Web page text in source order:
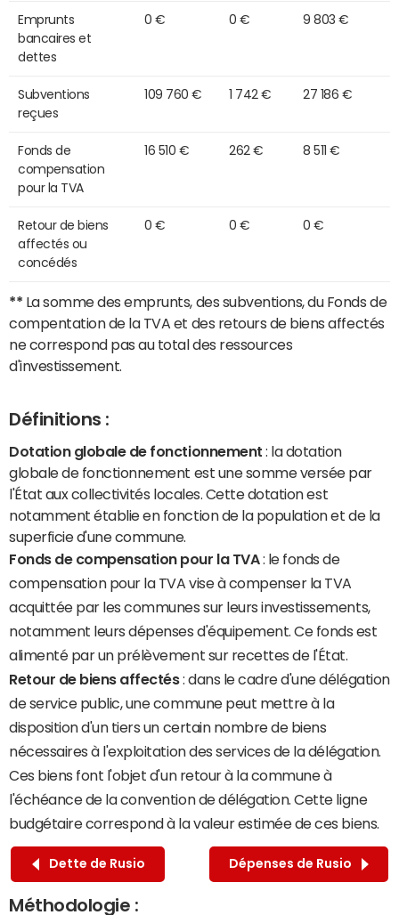
Emprunts
bancaires et
dettes
0 € 0 € 9 803 €
Subventions
reçues
109 760 € 1 742 € 27 186 €
Fonds de
compensation
pour la TVA
16 510 € 262 € 8 511 €
Retour de biens
affectés ou
concédés
0 € 0 € 0 €
** La somme des emprunts, des subventions, du Fonds de
compentation de la TVA et des retours de biens affectés
ne correspond pas au total des ressources
d'investissement.
Définitions :
Dotation globale de fonctionnement : la dotation
globale de fonctionnement est une somme versée par
l'État aux collectivités locales. Cette dotation est
notamment établie en fonction de la population et de la
superficie d'une commune.
Fonds de compensation pour la TVA: le fonds de
compensation pour la TVA vise à compenser la TVA
acquittée par les communes sur leurs investissements,
notamment leurs dépenses d'équipement. Ce fonds est
alimenté par un prélèvement sur recettes de l'État.
Retour de biens affectés: dans le cadre d'une délégation
de service public, une commune peut mettre à la
disposition d'un tiers un certain nombre de biens
nécessaires à l'exploitation des services de la délégation.
Ces biens font l'objet d'un retour à la commune à
l'échéance de la convention de délégation. Cette ligne
budgétaire correspond à la valeur estimée de ces biens.
Dette de Rusio Dépenses de Rusio
Méthodologie :